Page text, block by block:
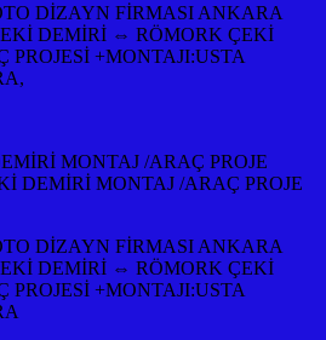
DİZAYN FİRMASI ANKARA
DEMİRİ ⇔ RÖMORK ÇEKİ
+MONTAJI:USTA
MONTAJ /ARAÇ PROJE
DEMİRİ MONTAJ /ARAÇ PROJE
DİZAYN FİRMASI ANKARA
DEMİRİ ⇔ RÖMORK ÇEKİ
+MONTAJI:USTA